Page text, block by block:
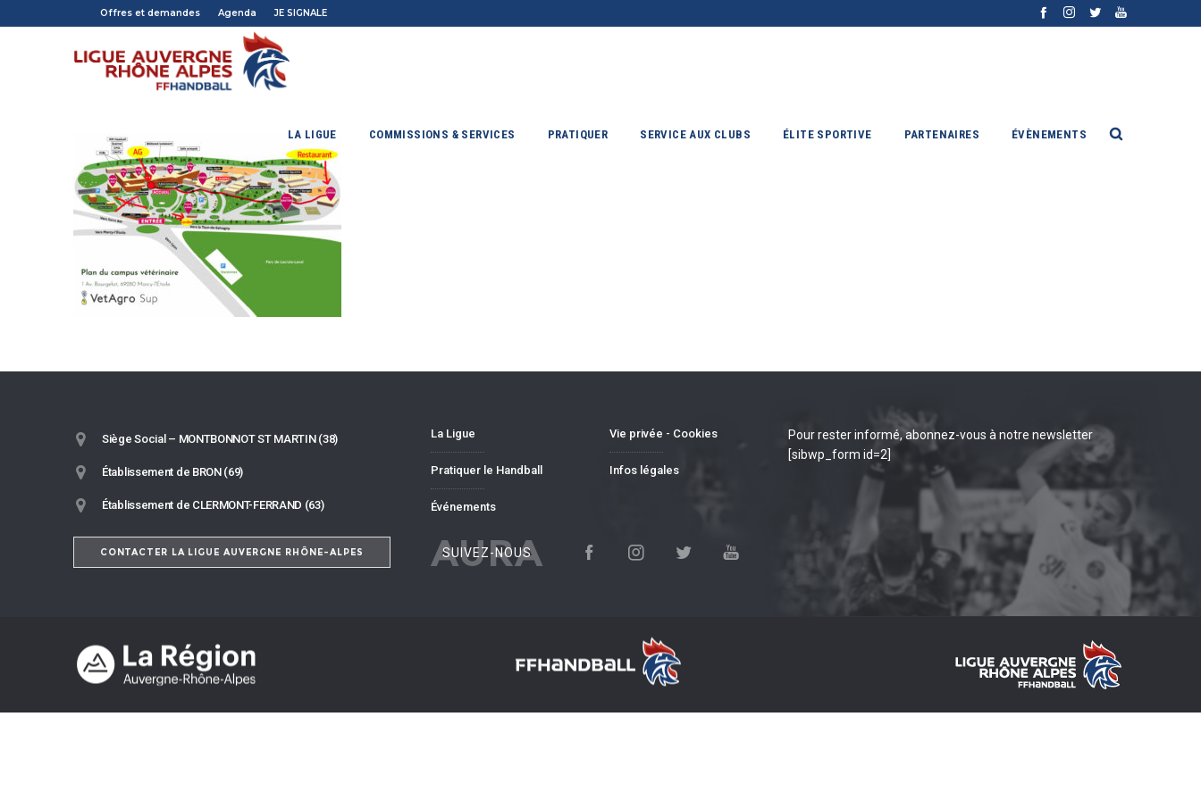
Offres et demandes Agenda JE SIGNALE
LA LIGUE COMMISSIONS & SERVICES PRATIQUER SERVICE AUX CLUBS ÉLITE SPORTIVE PARTENAIRES ÉVÈNEMENTS
Siège Social – MONTBONNOT ST MARTIN (38)
Établissement de BRON (69)
Établissement de CLERMONT-FERRAND (63)
CONTACTER LA LIGUE AUVERGNE RHÔNE-ALPES
La Ligue
Pratiquer le Handball
Événements
Vie privée - Cookies
Infos légales
AURA
SUIVEZ-NOUS
Pour rester informé, abonnez-vous à notre newsletter
[sibwp_form id=2]